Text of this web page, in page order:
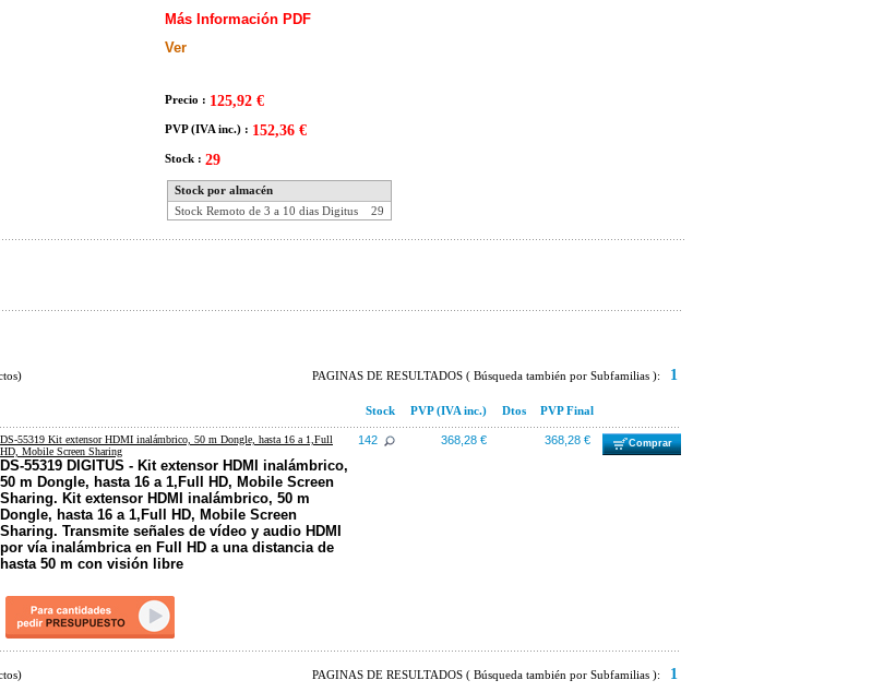
Más Información PDF
Ver
Precio : 125,92 €
PVP (IVA inc.) : 152,36 €
Stock : 29
Stock por almacén
Stock Remoto de 3 a 10 dias Digitus
29
PAGINAS DE RESULTADOS ( Búsqueda también por Subfamilias ): 1
Stock PVP (IVA inc.) Dtos PVP Final
DS-55319 Kit extensor HDMI inalámbrico, 50 m Dongle, hasta 16 a 1,Full
HD, Mobile Screen Sharing
DS-55319 DIGITUS - Kit extensor HDMI inalámbrico,
50 m Dongle, hasta 16 a 1,Full HD, Mobile Screen
Sharing. Kit extensor HDMI inalámbrico, 50 m
Dongle, hasta 16 a 1,Full HD, Mobile Screen
Sharing. Transmite señales de vídeo y audio HDMI
por vía inalámbrica en Full HD a una distancia de
hasta 50 m con visión libre
142 368,28 € 368,28 € Comprar
PAGINAS DE RESULTADOS ( Búsqueda también por Subfamilias ): 1